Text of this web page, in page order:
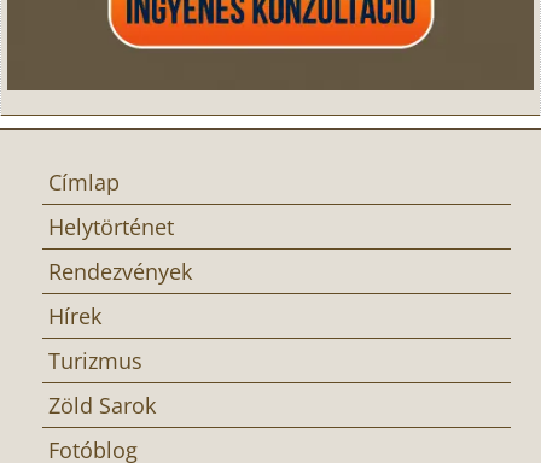
Címlap
Helytörténet
Rendezvények
Hírek
Turizmus
Zöld Sarok
Fotóblog